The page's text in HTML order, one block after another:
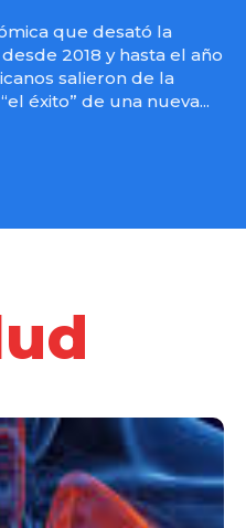
que desató la
2018 y hasta el año
salieron de la
éxito” de una nueva...